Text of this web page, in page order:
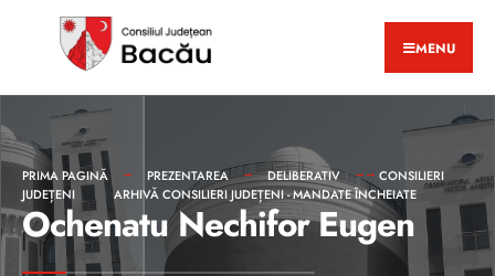
MENU
PRIMA PAGINĂ PREZENTAREA DELIBERATIV
CONSILIERI
JUDEȚENI
ARHIVĂ CONSILIERI JUDEȚENI - MANDATE ÎNCHEIATE
Ochenatu Nechifor Eugen